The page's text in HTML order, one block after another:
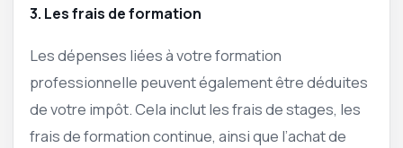
3. Les frais de formation
Les dépenses liées à votre formation
professionnelle peuvent également être déduites
de votre impôt. Cela inclut les frais de stages, les
frais de formation continue, ainsi que l’achat de